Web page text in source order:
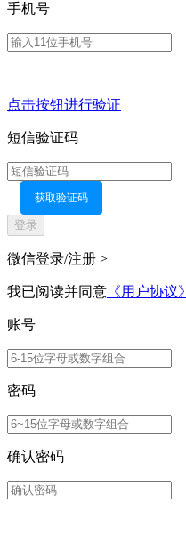
手机号
点击按钮进行验证
短信验证码
获取验证码
登录
微信登录/注册 >
我已阅读并同意 《用户协议》
账号
密码
确认密码